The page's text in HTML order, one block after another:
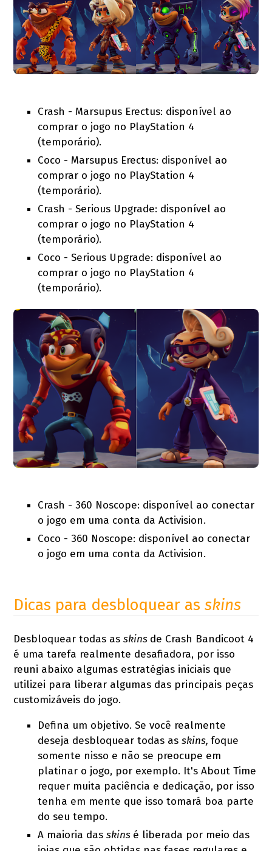
Crash - Marsupus Erectus: disponível ao
comprar o jogo no PlayStation 4
(temporário).
Coco - Marsupus Erectus: disponível ao
comprar o jogo no PlayStation 4
(temporário).
Crash - Serious Upgrade: disponível ao
comprar o jogo no PlayStation 4
(temporário).
Coco - Serious Upgrade: disponível ao
comprar o jogo no PlayStation 4
(temporário).
Crash - 360 Noscope: disponível ao conectar
o jogo em uma conta da Activision.
Coco - 360 Noscope: disponível ao conectar
o jogo em uma conta da Activision.
Dicas para desbloquear asskins
Desbloquear todas asskins de Crash Bandicoot 4
é uma tarefa realmente desafiadora, por isso
reuni abaixo algumas estratégias iniciais que
utilizei para liberar algumas das principais peças
customizáveis do jogo.
Defina um objetivo. Se você realmente
deseja desbloquear todas asskins,foque
somente nisso e não se preocupe em
platinar o jogo, por exemplo. It's About Time
requer muita paciência e dedicação, por isso
tenha em mente que isso tomará boa parte
do seu tempo.
A maioria dasskins é liberada por meio das